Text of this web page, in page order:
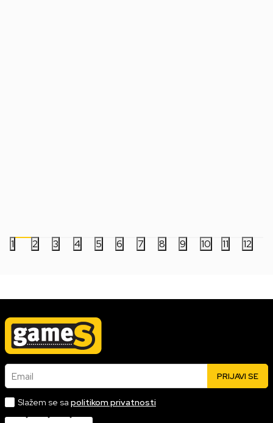
1 2 3 4 5 6 7 8 9 10 11 12
Email PRIJAVI SE
Slažem se sa politikom privatnosti